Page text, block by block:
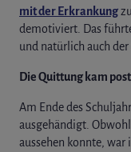
mit der Erkrankung
demotiviert. Das
und natürlich auch der
Die Quittung kam
Am Ende des
ausgehändigt.
aussehen konnte, war